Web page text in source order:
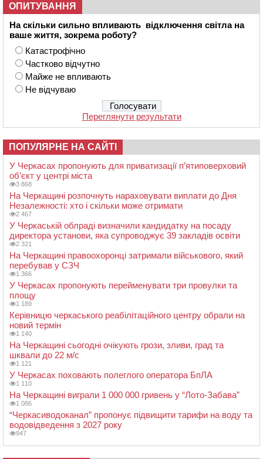
ОПИТУВАННЯ
На скільки сильно впливають відключення світла на
ваше життя, зокрема роботу?
Катастрофічно
Частково відчутно
Майже не впливають
Не відчуваю
Переглянути результати
ПОПУЛЯРНЕ НА САЙТІ
У Черкасах пропонують для приватизації п’ятиповерховий
об’єкт у центрі міста
3 868
На Черкащині розпочнуть нараховувати виплати до Дня
Незалежності: хто і скільки може отримати
2 467
У Черкаській облраді визначили кандидатку на посаду
директора установи, яка супроводжує 39 закладів освіти
2 321
На Черкащині правоохоронці затримали військового, який
перебував у СЗЧ
1 366
У Черкасах пропонують перейменувати три провулки та
площу
1 189
Керівницю черкаського реабілітаційного центру обрали на
новий термін
1 140
На Черкащині сьогодні очікують грози, зливи, град та
шквали до 22 м/с
1 121
У Черкасах поховають полеглого оператора БпЛА
1 110
На Черкащині виграли 1 000 000 гривень у “Лото-Забава”
1 086
“Черкасиводоканал” пропонує підвищити тарифи на воду та
водовідведення з 2027 року
947